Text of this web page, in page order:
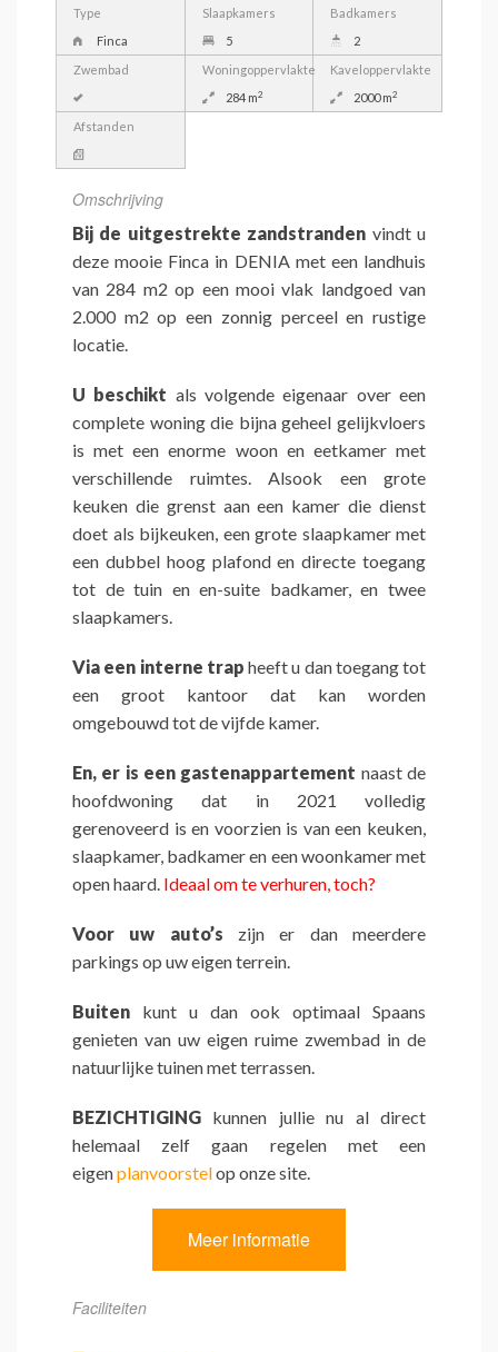
Type
Finca
Slaapkamers
5
Badkamers
2
Zwembad
Woningoppervlakte
284 m2
Kaveloppervlakte
2000 m2
Afstanden
Omschrijving
Bij de uitgestrekte zandstranden vindt u
deze mooie Finca in DENIA met een landhuis
van 284 m2 op een mooi vlak landgoed van
2.000 m2 op een zonnig perceel en rustige
locatie.
U beschikt als volgende eigenaar over een
complete woning die bijna geheel gelijkvloers
is met een enorme woon en eetkamer met
verschillende ruimtes. Alsook een grote
keuken die grenst aan een kamer die dienst
doet als bijkeuken, een grote slaapkamer met
een dubbel hoog plafond en directe toegang
tot de tuin en en-suite badkamer, en twee
slaapkamers.
Via een interne trap heeft u dan toegang tot
een groot kantoor dat kan worden
omgebouwd tot de vijfde kamer.
En, er is een gastenappartement naast de
hoofdwoning dat in 2021 volledig
gerenoveerd is en voorzien is van een keuken,
slaapkamer, badkamer en een woonkamer met
open haard. Ideaal om te verhuren, toch?
Voor uw auto’s zijn er dan meerdere
parkings op uw eigen terrein.
Buiten kunt u dan ook optimaal Spaans
genieten van uw eigen ruime zwembad in de
natuurlijke tuinen met terrassen.
BEZICHTIGING kunnen jullie nu al direct
helemaal zelf gaan regelen met een
eigenplanvoorstelop onze site.
Meer informatie
Faciliteiten